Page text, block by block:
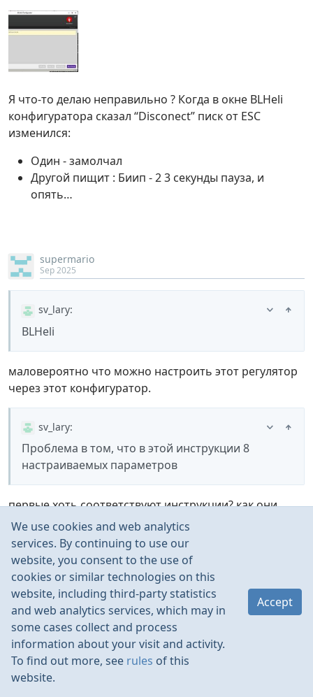
Я что-то делаю неправильно ? Когда в окне BLHeli
конфигуратора сказал “Disconect” писк от ESC
изменился:
Один - замолчал
Другой пищит : Биип - 2 3 секунды пауза, и
опять…
supermario
Sep 2025
sv_lary:
BLHeli
маловероятно что можно настроить этот регулятор
через этот конфигуратор.
sv_lary:
Проблема в том, что в этой инструкции 8
настраиваемых параметров
первые хоть соответствуют инструкции? как они
звучат? Нам нужна 4 строчка. Думаю можно даже
поменять тип батареи на NIMH в 2 строчке и
установить значение 0% в 4. тогда вообще
отключится защита.
sv_lary
Sep 2025
We use cookies and web analytics
services. By continuing to use our
website, you consent to the use of
cookies or similar technologies on this
website, including third-party statistics
and web analytics services, which may in
some cases collect and process
information about your visit and activity.
To find out more, see rules of this
website.
Accept